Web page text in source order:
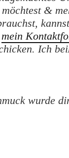
&
mein
Ich
wurde